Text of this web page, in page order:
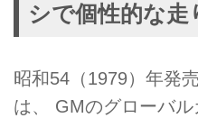
シで個性的な走
昭和54（1979）年発
は、 GMのグローバ